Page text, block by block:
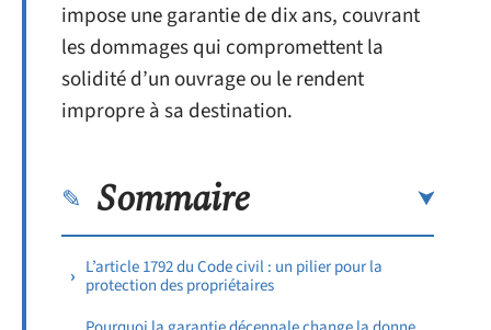
impose une garantie de dix ans, couvrant
les dommages qui compromettent la
solidité d’un ouvrage ou le rendent
impropre à sa destination.
Sommaire
L’article 1792 du Code civil : un pilier pour la
protection des propriétaires